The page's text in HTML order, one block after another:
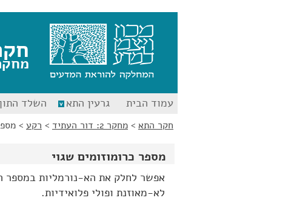
עמוד הבית גרעין התא השלד
חקר התא > מחקר 2: דור העתיד > רקע >
מספר כרומוזומים שגוי
לא-מאוזנת ופולי פלואידיות.